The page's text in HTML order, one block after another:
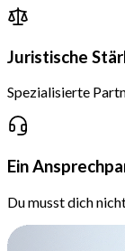
Juristische
Spezialisierte
Ein
Du musst dich